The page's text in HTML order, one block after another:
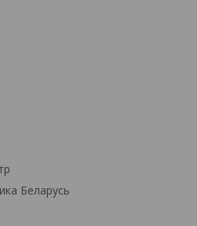
Беларусь